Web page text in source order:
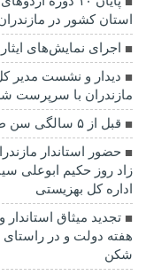
استان کشور در
اجرای نمایش‌های
دیدار و نشست مدیر
مازندران با سرپرست
قبل از ۵ سالگی سن طلایی تشخیص و درمان تنبلی چشم
حضور استاندار
زاد روز حکیم ابوعلی
اداره کل بهزیستی
تجدید میثاق استاندار
هفته دولت و در
شکن